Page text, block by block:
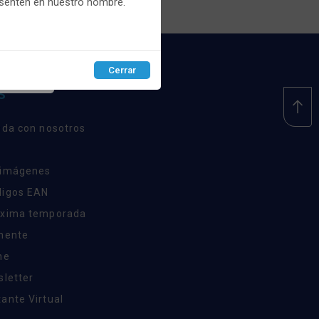
con nosotros
EAN
temporada
Virtual
Cerrar